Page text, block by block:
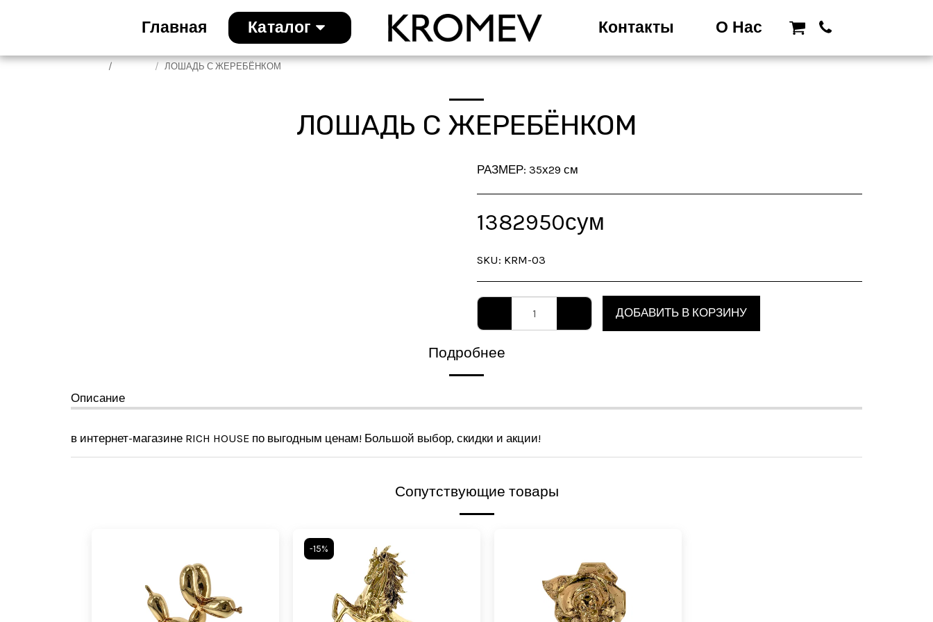
Главная Каталог Контакты О Нас
ЛОШАДЬ С ЖЕРЕБЁНКОМ
ЛОШАДЬ С ЖЕРЕБЁНКОМ
РАЗМЕР: 35х29 см
1382950сум
SKU: KRM-03
ДОБАВИТЬ В КОРЗИНУ
Подробнее
Описание
в интернет-магазине RICH HOUSE по выгодным ценам! Большой выбор, скидки и акции!
Сопутствующие товары
-15%